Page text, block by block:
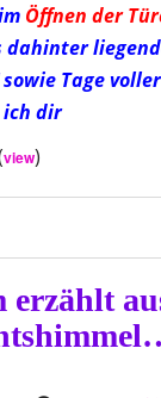
Öffnen der
sowie Tage
ich dir
view)
erzählt